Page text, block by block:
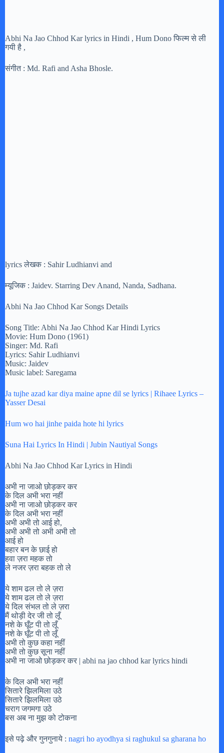
Abhi Na Jao Chhod Kar lyrics in Hindi , Hum Dono फिल्म से ली
गयी है ,
संगीत : Md. Rafi and Asha Bhosle.
lyrics लेखक : Sahir Ludhianvi and
म्यूजिक : Jaidev. Starring Dev Anand, Nanda, Sadhana.
Abhi Na Jao Chhod Kar Songs Details
Song Title: Abhi Na Jao Chhod Kar Hindi Lyrics
Movie: Hum Dono (1961)
Singer: Md. Rafi
Lyrics: Sahir Ludhianvi
Music: Jaidev
Music label: Saregama
Ja tujhe azad kar diya maine apne dil se lyrics | Rihaee Lyrics –
Yasser Desai
Hum wo hai jinhe paida hote hi lyrics
Suna Hai Lyrics In Hindi | Jubin Nautiyal Songs
Abhi Na Jao Chhod Kar Lyrics in Hindi
अभी ना जाओ छोड़कर कर
के दिल अभी भरा नहीं
अभी ना जाओ छोड़कर कर
के दिल अभी भरा नहीं
अभी अभी तो आई हो,
अभी अभी तो अभी अभी तो
आई हो
बहार बन के छाई हो
हवा ज़रा महक तो
ले नजर ज़रा बहक तो ले
ये शाम ढल तो ले ज़रा
ये शाम ढल तो ले ज़रा
ये दिल संभल तो ले ज़रा
मैं थोड़ी देर जी तो लूँ
नशे के घूँट पी तो लूँ
नशे के घूँट पी तो लूँ
अभी तो कुछ कहा नहीं
अभी तो कुछ सूना नहीं
अभी ना जाओ छोड़कर कर | abhi na jao chhod kar lyrics hindi
के दिल अभी भरा नहीं
सितारे झिलमिला उठे
सितारे झिलमिला उठे
चराग जगमगा उठे
बस अब ना मुझ को टोकना
इसे पढ़े और गुनगुनाये : nagri ho ayodhya si raghukul sa gharana ho